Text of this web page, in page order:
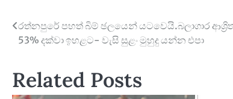
Post
navigation
රත්නපුරේ පහත් බිම් ඡලයෙන් යටවෙයි.බලාගාර
53% දක්වා ඉහළට- වැසි සුළං මුහුදු යන්න එපා
Related Posts